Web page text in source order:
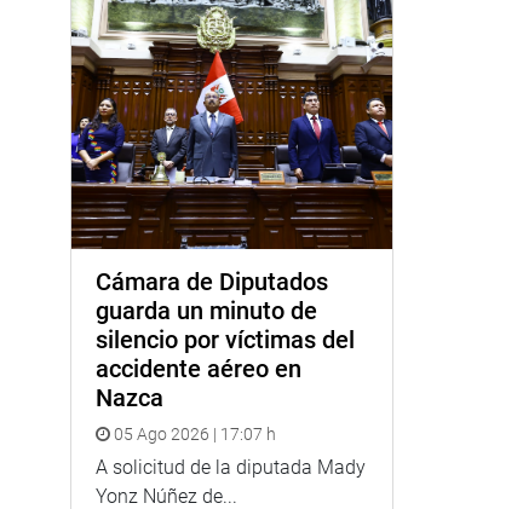
Cámara de Diputados
guarda un minuto de
silencio por víctimas del
accidente aéreo en
Nazca
05 Ago 2026 | 17:07 h
A solicitud de la diputada Mady
Yonz Núñez de...